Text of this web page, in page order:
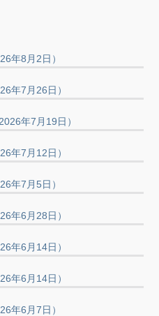
年8月2日）
年7月26日）
年7月19日）
年7月12日）
年7月5日）
年6月28日）
年6月14日）
年6月14日）
年6月7日）